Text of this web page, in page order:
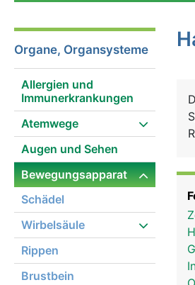
Organe, Organsysteme
Allergien und
Immunerkrankungen
Atemwege
Augen und Sehen
Bewegungsapparat
Schädel
Wirbelsäule
Rippen
Brustbein